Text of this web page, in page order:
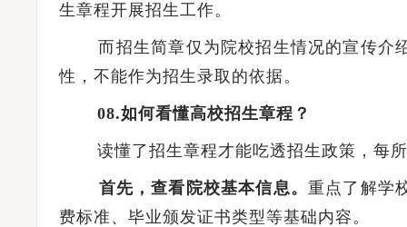
生章程开展招生工作。
而招生简章仅为院校招生情况的宣传介绍
性，不能作为招生录取的依据。
08.如何看懂高校招生章程？
读懂了招生章程才能吃透招生政策，每所
首先，查看院校基本信息。重点了解学
费标准、毕业颁发证书类型等基础内容。